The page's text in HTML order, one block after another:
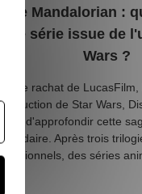
The Mandalorian :
série issue de
Wars ?
le rachat de
de Star Wars,
d'approfondir cette
légendaire. Après trois
additionnels, des séries